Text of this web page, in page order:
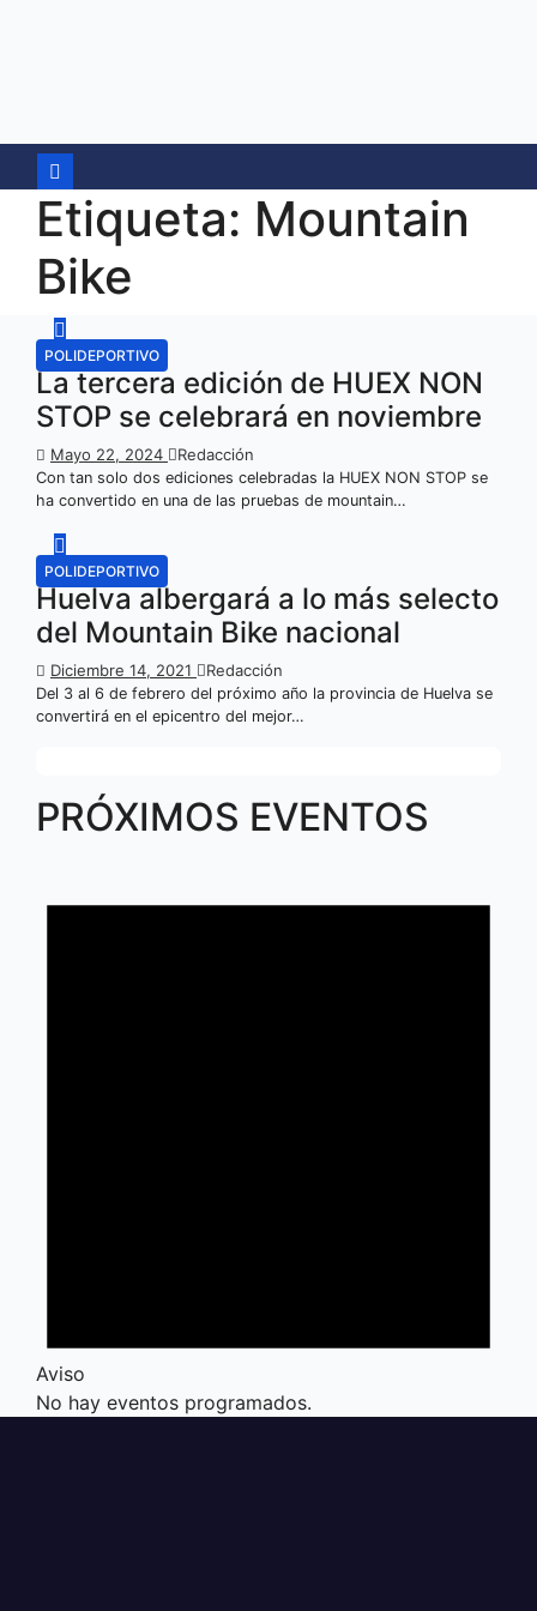
Etiqueta: Mountain
Bike
POLIDEPORTIVO
La tercera edición de HUEX NON
STOP se celebrará en noviembre
Mayo 22, 2024 Redacción
Con tan solo dos ediciones celebradas la HUEX NON STOP se
ha convertido en una de las pruebas de mountain…
POLIDEPORTIVO
Huelva albergará a lo más selecto
del Mountain Bike nacional
Diciembre 14, 2021 Redacción
Del 3 al 6 de febrero del próximo año la provincia de Huelva se
convertirá en el epicentro del mejor…
PRÓXIMOS EVENTOS
Aviso
No hay eventos programados.